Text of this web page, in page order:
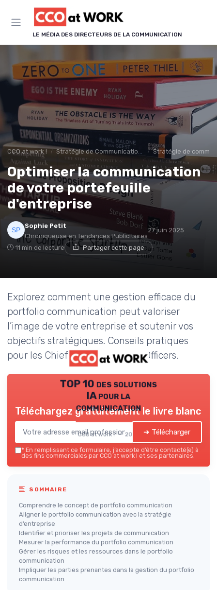
LE MÉDIA DES DIRECTEURS DE LA COMMUNICATION
CCO at work ! Stratégie de Communication & Image Stratégie de
Optimiser la communication
de votre portefeuille
d'entreprise
Sophie Petit
Chroniqueuse en Tendances Publicitaires
27 juin 2025
11 min de lecture Partager cette page
Explorez comment une gestion efficace du
portfolio communication peut valoriser
l’image de votre entreprise et soutenir vos
objectifs stratégiques. Conseils pratiques
pour les Chief Communication Officers.
TOP 10 des solutions
IA pour la
communication
CCO at work ! — 2026
Téléchargez gratuitement le livre blanc
➔ Télécharger
* En remplissant ce formulaire, j’accepte d’être contacté(e) à
des fins commerciales par CCO at work ! et ses partenaires.
SOMMAIRE
Comprendre le concept de portfolio communication
Aligner le portfolio communication avec la stratégie
d’entreprise
Identifier et prioriser les projets de communication
Mesurer la performance du portfolio communication
Gérer les risques et les ressources dans le portfolio
communication
Impliquer les parties prenantes dans la gestion du portfolio
communication
Panneau de gestion des cookies